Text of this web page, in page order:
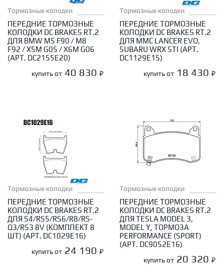
Тормозные колодки
ПЕРЕДНИЕ ТОРМОЗНЫЕ
КОЛОДКИ DC BRAKES RT.2
ДЛЯ BMW M5 F90 / M8
F92 / X5M G05 / X6M G06
(АРТ. DC2155E20)
купить от 40 830 ₽
Тормозные колодки
ПЕРЕДНИЕ ТОРМОЗНЫЕ
КОЛОДКИ DC BRAKES RT.2
ДЛЯ MMC LANCER EVO,
SUBARU WRX STI (АРТ.
DC1129E15)
купить от 18 430 ₽
Тормозные колодки
ПЕРЕДНИЕ ТОРМОЗНЫЕ
КОЛОДКИ DC BRAKES RT.2
ДЛЯ S4/RS5/RS6/R8/RS-
Q3/RS3 8V (КОМПЛЕКТ 8
ШТ) (АРТ. DC1029E16)
купить от 24 190 ₽
Тормозные колодки
ПЕРЕДНИЕ ТОРМОЗНЫЕ
КОЛОДКИ DC BRAKES RT.2
ДЛЯ TESLA MODEL 3,
MODEL Y, ТОРМОЗА
PERFORMANCE (SPORT)
(АРТ. DC9052E16)
купить от 20 320 ₽